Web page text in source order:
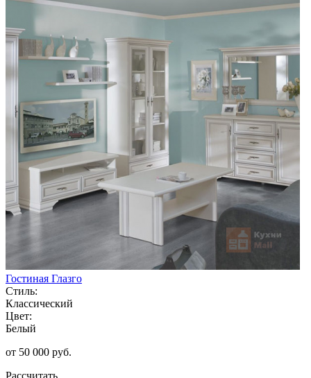
Гостиная Глазго
Стиль:
Классический
Цвет:
Белый
от 50 000 руб.
Рассчитать